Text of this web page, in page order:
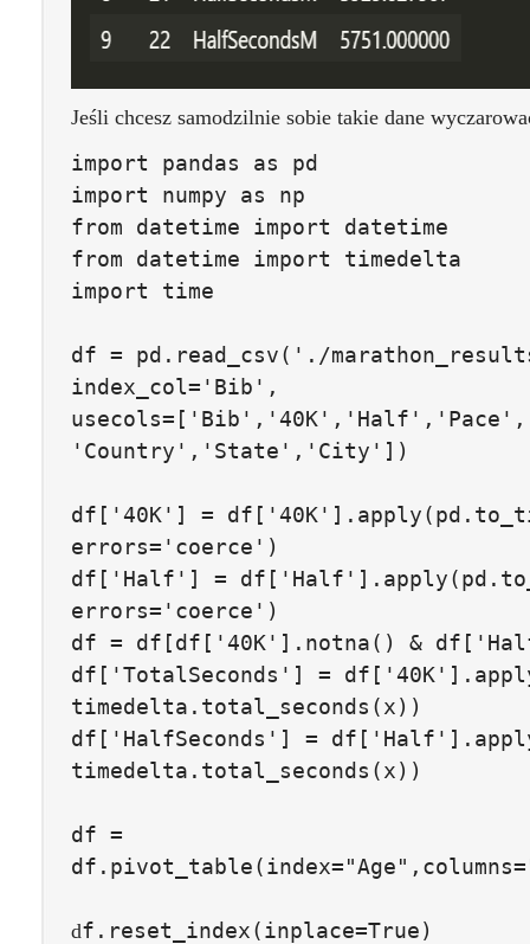
Jeśli chcesz samodzilnie sobie takie dane
import pandas as pd
import numpy as np
from datetime import datetime
from datetime import timedelta
import time
df = pd . read_csv( './
index_col= 'Bib' ,
usecols=[ 'Bib' , '40K' , 'Half' , 'Pace' ,
'Country' , 'State' , 'City' ])
df [ '40K' ] = df [ '40K' ]. apply(pd .
errors= 'coerce' )
df [ 'Half' ] = df [ 'Half' ]. apply(pd .
errors= 'coerce' )
df = df [df [ '40K' ]. notna() & df [
df [ 'TotalSeconds' ] = df [ '40K' ].
timedelta . total_seconds (x))
df [ 'HalfSeconds' ] = df [ 'Half' ].
timedelta . total_seconds (x))
df =
df . pivot_table(index="Age" , columns=
df . reset_index(inplace=True)